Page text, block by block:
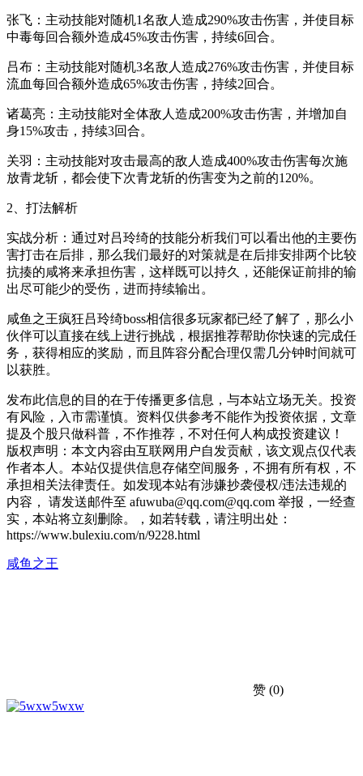
张飞：主动技能对随机1名敌人造成290%攻击伤害，并使目标
中毒每回合额外造成45%攻击伤害，持续6回合。
吕布：主动技能对随机3名敌人造成276%攻击伤害，并使目标
流血每回合额外造成65%攻击伤害，持续2回合。
诸葛亮：主动技能对全体敌人造成200%攻击伤害，并增加自
身15%攻击，持续3回合。
关羽：主动技能对攻击最高的敌人造成400%攻击伤害每次施
放青龙斩，都会使下次青龙斩的伤害变为之前的120%。
2、打法解析
实战分析：通过对吕玲绮的技能分析我们可以看出他的主要伤
害打击在后排，那么我们最好的对策就是在后排安排两个比较
抗揍的咸将来承担伤害，这样既可以持久，还能保证前排的输
出尽可能少的受伤，进而持续输出。
咸鱼之王疯狂吕玲绮boss相信很多玩家都已经了解了，那么小
伙伴可以直接在线上进行挑战，根据推荐帮助你快速的完成任
务，获得相应的奖励，而且阵容分配合理仅需几分钟时间就可
以获胜。
发布此信息的目的在于传播更多信息，与本站立场无关。投资
有风险，入市需谨慎。资料仅供参考不能作为投资依据，文章
提及个股只做科普，不作推荐，不对任何人构成投资建议！
版权声明：本文内容由互联网用户自发贡献，该文观点仅代表
作者本人。本站仅提供信息存储空间服务，不拥有所有权，不
承担相关法律责任。如发现本站有涉嫌抄袭侵权/违法违规的
内容， 请发送邮件至 afuwuba@qq.com@qq.com 举报，一经查
实，本站将立刻删除。，如若转载，请注明出处：
https://www.bulexiu.com/n/9228.html
咸鱼之王
赞 (0)
5wxw